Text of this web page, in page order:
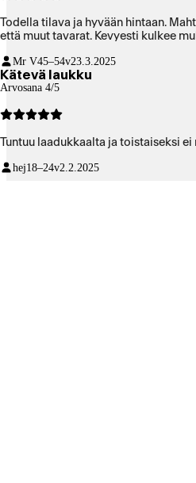
Todella tilava ja hyvään hintaan.
että muut tavarat. Kevyesti kulkee
Mr V45–54v23.3.2025
Kätevä laukku
Arvosana 4/5
Tuntuu laadukkaalta ja toistaiseksi
hej18–24v2.2.2025